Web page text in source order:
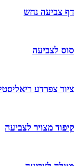
דף צביעה נחש
סוס לצביעה
ציור צפרדע ריאליסטי
קיפוד מצויר לצביעה